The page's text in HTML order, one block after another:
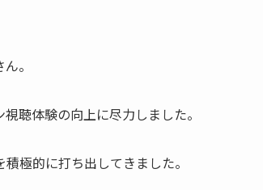
。
聴体験の向上に尽力しました。
極的に打ち出してきました。